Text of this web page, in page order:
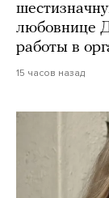
любовнице
работы в
15 часов назад